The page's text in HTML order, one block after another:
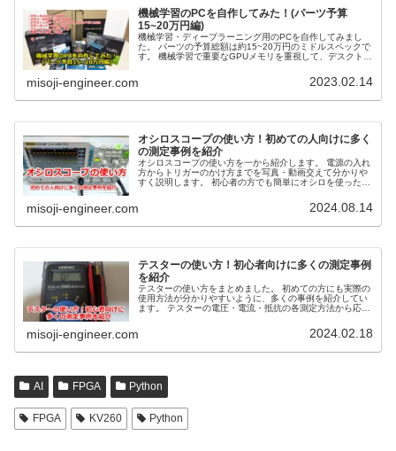
機械学習のPCを自作してみた！(パーツ予算
15~20万円編)
機械学習・ディープラーニング用のPCを自作してみまし
た。 パーツの予算総額は約15~20万円のミドルスペックで
す。 機械学習で重要なGPUメモリを重視して、デスクトッ
misoji-engineer.com 2023.02.14
オシロスコープの使い方！初めての人向けに多く
の測定事例を紹介
オシロスコープの使い方を一から紹介します。 電源の入れ
方からトリガーのかけ方までを写真・動画交えて分かりや
すく説明します。 初心者の方でも簡単にオシロを使った測
misoji-engineer.com 2024.08.14
テスターの使い方！初心者向けに多くの測定事例
を紹介
テスターの使い方をまとめました。 初めての方にも実際の
使用方法が分かりやすいように、多くの事例を紹介してい
ます。 テスターの電圧・電流・抵抗の各測定方法から応用
misoji-engineer.com 2024.02.18
AI FPGA Python
FPGA KV260 Python